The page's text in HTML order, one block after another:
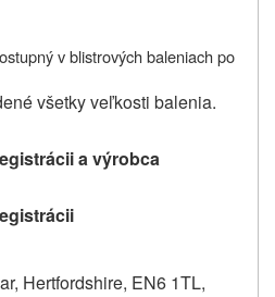
v blistrových baleniach po
všetky veľkosti balenia.
a výrobca
Hertfordshire, EN6 1TL,